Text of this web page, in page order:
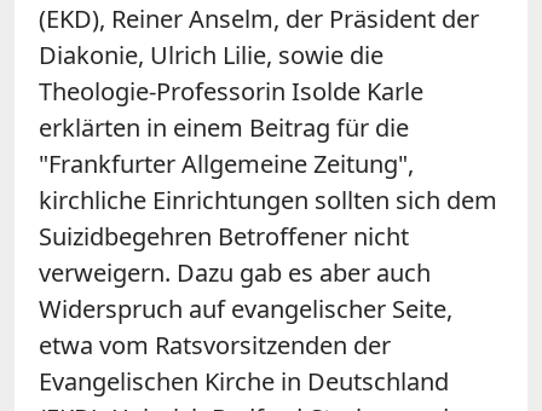
(EKD), Reiner Anselm, der Präsident der
Diakonie, Ulrich Lilie, sowie die
Theologie-Professorin Isolde Karle
erklärten in einem Beitrag für die
"Frankfurter Allgemeine Zeitung",
kirchliche Einrichtungen sollten sich dem
Suizidbegehren Betroffener nicht
verweigern. Dazu gab es aber auch
Widerspruch auf evangelischer Seite,
etwa vom Ratsvorsitzenden der
Evangelischen Kirche in Deutschland